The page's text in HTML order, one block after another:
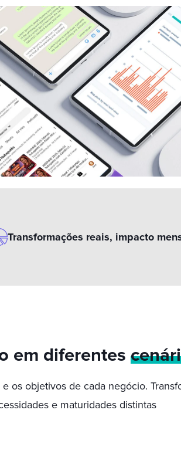
Transformações reais, impacto
em diferentes
os objetivos de cada negócio.
e maturidades distintas